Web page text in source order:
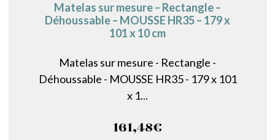
Matelas sur mesure – Rectangle –
Déhoussable – MOUSSE HR35 – 179 x
101 x 10 cm
Matelas sur mesure - Rectangle -
Déhoussable - MOUSSE HR35 - 179 x 101
x 1...
161,48€